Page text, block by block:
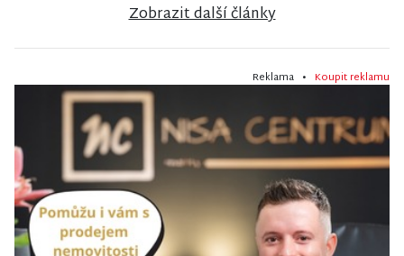
Zobrazit další články
Reklama • Koupit reklamu